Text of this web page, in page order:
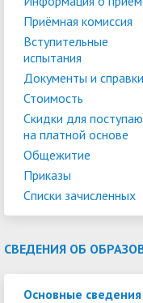
Приёмная комиссия
Вступительные
испытания
Документы и справки
Стоимость
Скидки для
на платной основе
Общежитие
Приказы
Списки зачисленных
СВЕДЕНИЯ ОБ
Основные сведения